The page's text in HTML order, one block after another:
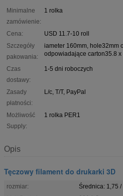
Minimalne
zamówienie:
1 rolka
Cena:
USD 11.7-10 roll
Szczegóły
pakowania:
iameter 160mm, hole32mm
odpowiadające carton35.8 x
Czas
dostawy:
1-5 dni roboczych
Zasady
płatności:
L/c, T/T, PayPal
Możliwość
Supply:
1 rolka PER1
Opis
Tęczowy filament do drukarki 3D
rozmiar:
Średnica: 1,75